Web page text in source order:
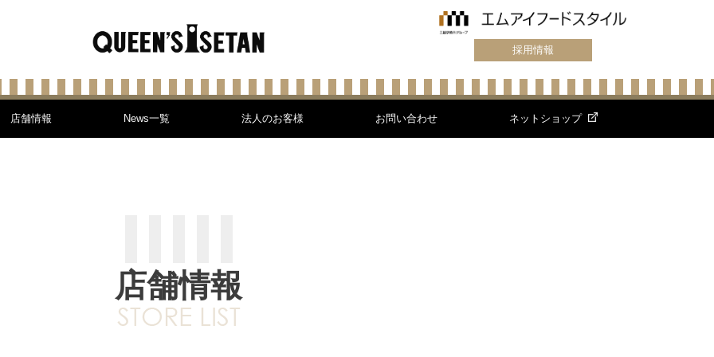
採用情報
店舗情報 News一覧 法人のお客様 お問い合わせ ネットショップ
店舗情報